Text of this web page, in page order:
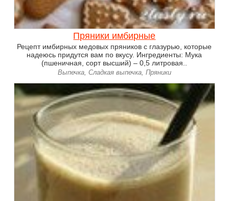
Пряники имбирные
Рецепт имбирных медовых пряников с глазурью, которые
надеюсь придутся вам по вкусу. Ингредиенты: Мука
(пшеничная, сорт высший) – 0,5 литровая..
Выпечка, Сладкая выпечка, Пряники